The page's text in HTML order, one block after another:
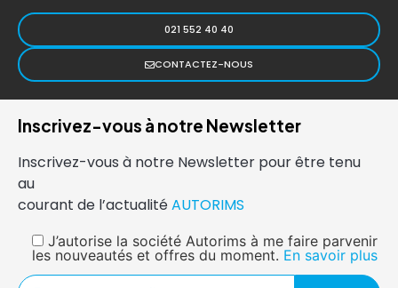
021 552 40 40
CONTACTEZ-NOUS
Inscrivez-vous à notre Newsletter
Inscrivez-vous à notre Newsletter pour être tenu
au
courant de l’actualitéAUTORIMS
J’autorise la société Autorims à me faire parvenir
les nouveautés et offres du moment. En savoir plus